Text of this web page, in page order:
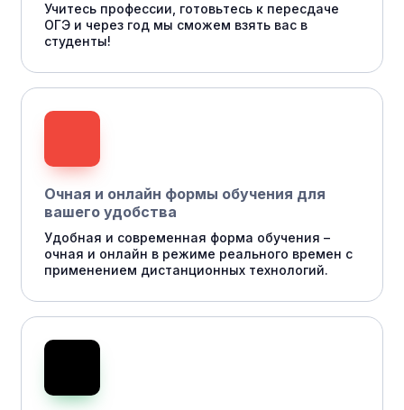
Учитесь профессии, готовьтесь к пересдаче
ОГЭ и через год мы сможем взять вас в
студенты!
Очная и онлайн формы обучения для
вашего удобства
Удобная и современная форма обучения –
очная и онлайн в режиме реального времен с
применением дистанционных технологий.